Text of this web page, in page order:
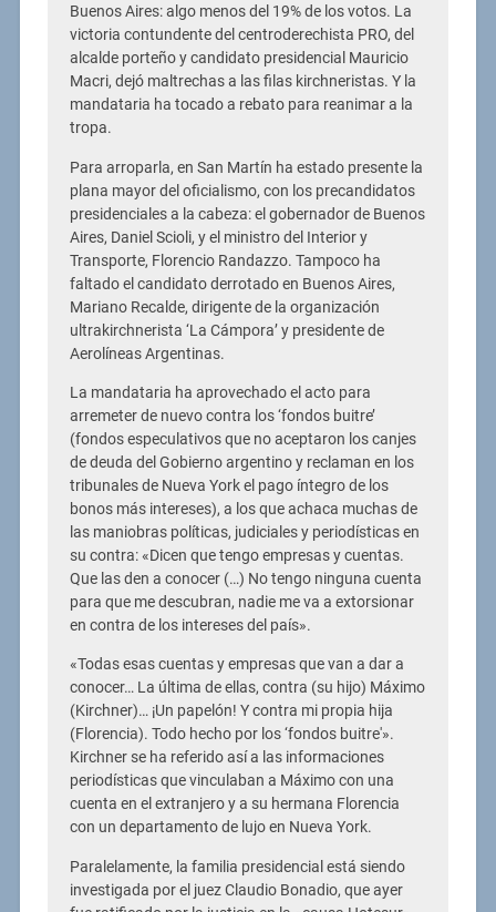
Buenos Aires: algo menos del 19% de los votos. La
victoria contundente del centroderechista PRO, del
alcalde porteño y candidato presidencial Mauricio
Macri, dejó maltrechas a las filas kirchneristas. Y la
mandataria ha tocado a rebato para reanimar a la
tropa.
Para arroparla, en San Martín ha estado presente la
plana mayor del oficialismo, con los precandidatos
presidenciales a la cabeza: el gobernador de Buenos
Aires, Daniel Scioli, y el ministro del Interior y
Transporte, Florencio Randazzo. Tampoco ha
faltado el candidato derrotado en Buenos Aires,
Mariano Recalde, dirigente de la organización
ultrakirchnerista ‘La Cámpora’ y presidente de
Aerolíneas Argentinas.
La mandataria ha aprovechado el acto para
arremeter de nuevo contra los ‘fondos buitre’
(fondos especulativos que no aceptaron los canjes
de deuda del Gobierno argentino y reclaman en los
tribunales de Nueva York el pago íntegro de los
bonos más intereses), a los que achaca muchas de
las maniobras políticas, judiciales y periodísticas en
su contra: «Dicen que tengo empresas y cuentas.
Que las den a conocer (…) No tengo ninguna cuenta
para que me descubran, nadie me va a extorsionar
en contra de los intereses del país».
«Todas esas cuentas y empresas que van a dar a
conocer… La última de ellas, contra (su hijo) Máximo
(Kirchner)… ¡Un papelón! Y contra mi propia hija
(Florencia). Todo hecho por los ‘fondos buitre'».
Kirchner se ha referido así a las informaciones
periodísticas que vinculaban a Máximo con una
cuenta en el extranjero y a su hermana Florencia
con un departamento de lujo en Nueva York.
Paralelamente, la familia presidencial está siendo
investigada por el juez Claudio Bonadio, que ayer